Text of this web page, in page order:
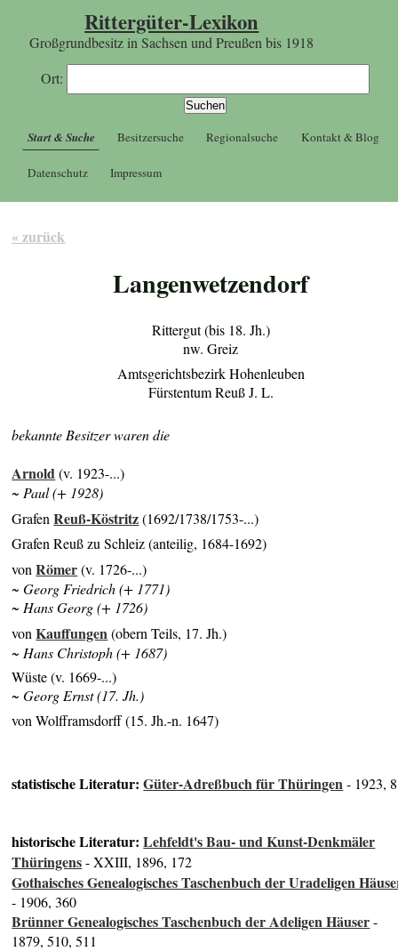
Rittergüter-Lexikon
Großgrundbesitz in Sachsen und Preußen bis 1918
Ort:
Start & Suche Besitzersuche Regionalsuche Kontakt & Blog
Datenschutz Impressum
« zurück
Langenwetzendorf
Rittergut (bis 18. Jh.)
nw. Greiz
Amtsgerichtsbezirk Hohenleuben
Fürstentum Reuß J. L.
bekannte Besitzer waren die
Arnold(v. 1923-...)
~ Paul (+ 1928)
GrafenReuß-Köstritz(1692/1738/1753-...)
Grafen Reuß zu Schleiz (anteilig, 1684-1692)
vonRömer(v. 1726-...)
~ Georg Friedrich (+ 1771)
~ Hans Georg (+ 1726)
vonKauffungen(obern Teils, 17. Jh.)
~ Hans Christoph (+ 1687)
Wüste (v. 1669-...)
~ Georg Ernst (17. Jh.)
von Wolfframsdorff (15. Jh.-n. 1647)
statistische Literatur:Güter-Adreßbuch für Thüringen- 1923,
historische Literatur:Lehfeldt's Bau- und Kunst-Denkmäler
Thüringens- XXIII, 1896, 172
Gothaisches Genealogisches Taschenbuch der Uradeligen
- 1906, 360
Brünner Genealogisches Taschenbuch der Adeligen Häuser-
1879, 510, 511